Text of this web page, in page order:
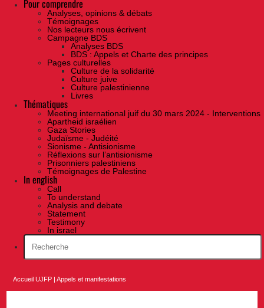
Pour comprendre
Analyses, opinions & débats
Témoignages
Nos lecteurs nous écrivent
Campagne BDS
Analyses BDS
BDS : Appels et Charte des principes
Pages culturelles
Culture de la solidarité
Culture juive
Culture palestinienne
Livres
Thématiques
Meeting international juif du 30 mars 2024 - Interventions
Apartheid israélien
Gaza Stories
Judaïsme - Judéité
Sionisme - Antisionisme
Réflexions sur l’antisionisme
Prisonniers palestiniens
Témoignages de Palestine
In english
Call
To understand
Analysis and debate
Statement
Testimony
In israel
Accueil UJFP |Appels et manifestations